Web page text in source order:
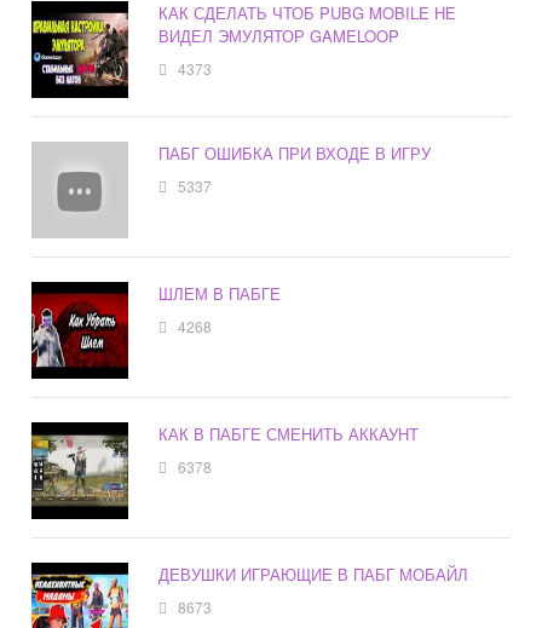
КАК СДЕЛАТЬ ЧТОБ PUBG MOBILE НЕ
ВИДЕЛ ЭМУЛЯТОР GAMELOOP
4373
ПАБГ ОШИБКА ПРИ ВХОДЕ В ИГРУ
5337
ШЛЕМ В ПАБГЕ
4268
КАК В ПАБГЕ СМЕНИТЬ АККАУНТ
6378
ДЕВУШКИ ИГРАЮЩИЕ В ПАБГ МОБАЙЛ
8673